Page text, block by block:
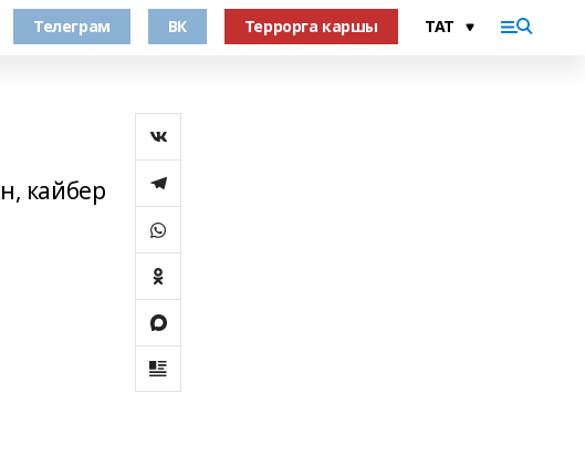
Телеграм ВК Террорга каршы
кайбер